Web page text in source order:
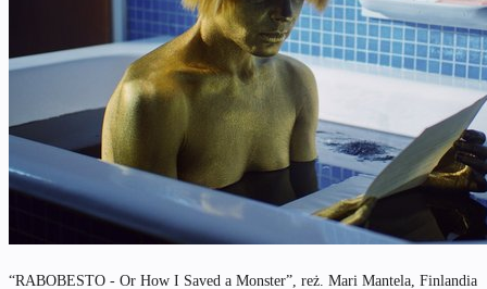
“RABOBESTO - Or How I Saved a Monster”, reż. Mari Mantela, Finlandia